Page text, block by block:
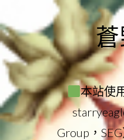
to
content
蒼
本站使
Group，